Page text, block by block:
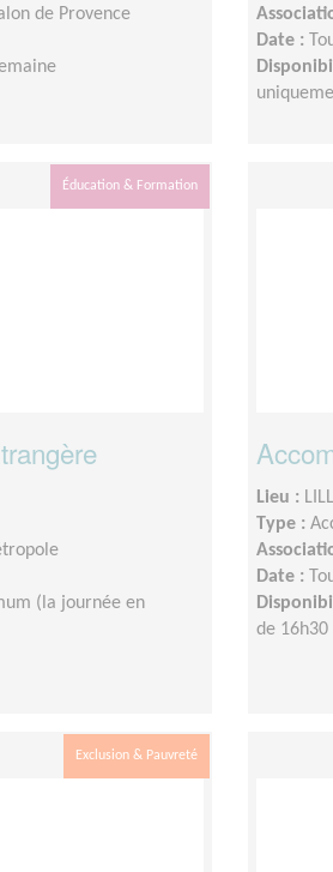
de Provence
Date :
Éducation & Formation
(la journée en
Lieu :
Type :
Date :
de
Exclusion & Pauvreté